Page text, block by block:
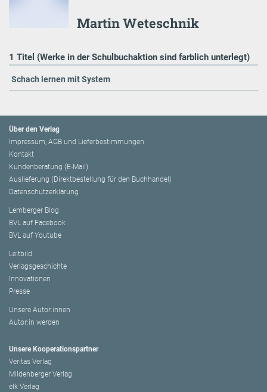
Martin Weteschnik
1 Titel (Werke in der Schulbuchaktion sind farblich unterlegt)
Schach lernen mit System
Über den Verlag
Impressum, AGB und Lieferbestimmungen
Kontakt
Kundenberatung (E-Mail)
Auslieferung (Direktbestellung für den Buchhandel)
Datenschutzerklärung
Lemberger Blog
BVL auf Facebook
BVL auf Youtube
Leitbild
Verlagsgeschichte
Innovationen
Presse
Unsere Autor:innen
Autor:in werden
Unsere Kooperationspartner
Veritas Verlag
Mildenberger Verlag
elk Verlag